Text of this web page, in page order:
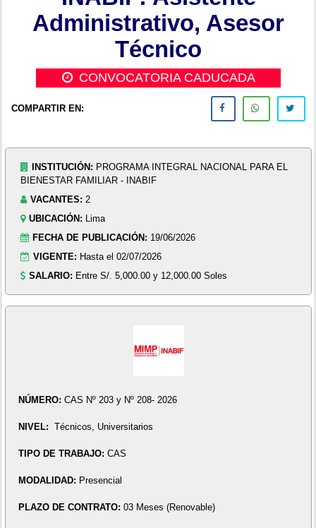
Administrativo, Asesor
Técnico
CONVOCATORIA CADUCADA
COMPARTIR EN:
INSTITUCIÓN: PROGRAMA INTEGRAL NACIONAL PARA EL
BIENESTAR FAMILIAR - INABIF
VACANTES: 2
UBICACIÓN: Lima
FECHA DE PUBLICACIÓN: 19/06/2026
VIGENTE: Hasta el 02/07/2026
SALARIO: Entre S/. 5,000.00 y 12,000.00 Soles
NÚMERO: CAS Nº 203 y Nº 208- 2026
NIVEL: Técnicos, Universitarios
TIPO DE TRABAJO: CAS
MODALIDAD: Presencial
PLAZO DE CONTRATO: 03 Meses (Renovable)